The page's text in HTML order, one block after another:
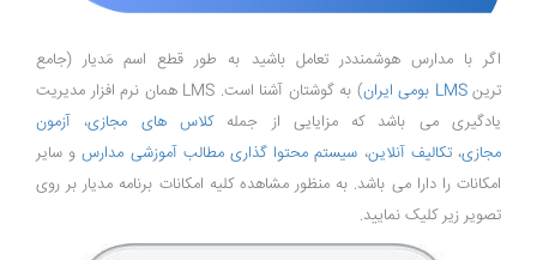
اگر با مدارس هوشمنددر تعامل باشید به طور قطع اسم مَدیار (جامع
ترینLMS بومی ایران
) به گوشتان آشنا است. LMS همان نرم افزار مدیریت
یادگیری می باشد که مزایایی از جملهکلاس های مجازی، آزمون
مجازی،تکالیف آنلاین، سیستم محتوا گذاری مطالب آموزشی مدارسو سایر
امکانات را دارا می باشد. به منظور مشاهده کلیه امکانات برنامه مدیار بر روی
تصویر زیر کلیک نمایید.